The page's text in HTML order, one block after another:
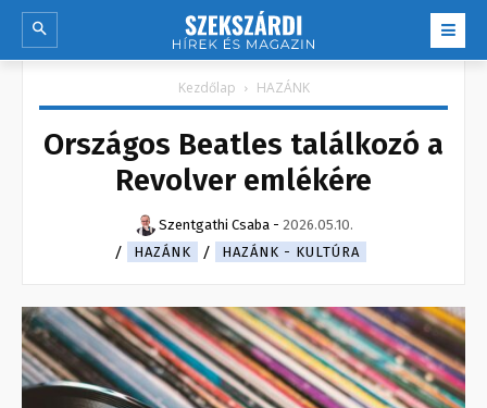
Kezdőlap HAZÁNK
Országos Beatles találkozó a
Revolver emlékére
Szentgathi Csaba - 2026.05.10.
HAZÁNK
HAZÁNK - KULTÚRA